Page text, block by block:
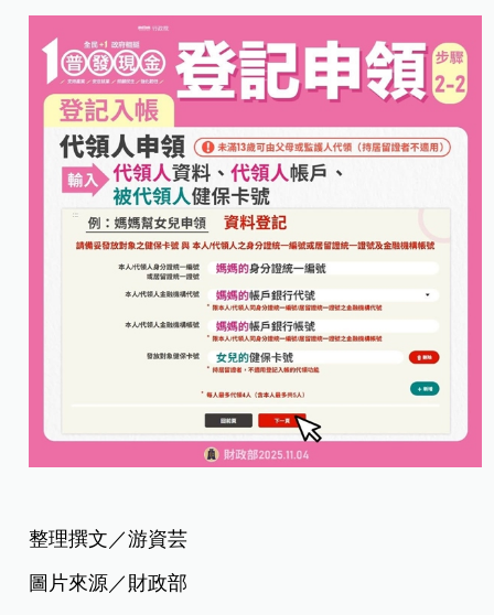
整理撰文／游資芸
圖片來源／財政部